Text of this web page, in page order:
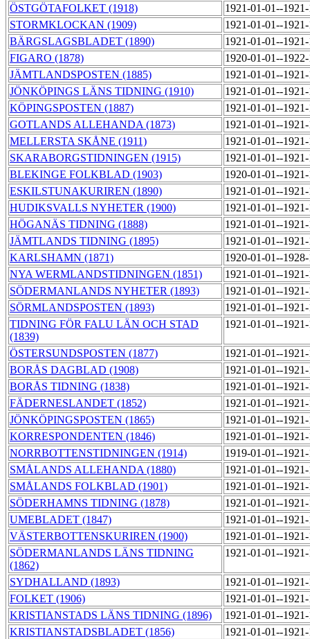
ÖSTGÖTAFOLKET (1918)
1921-01-01--
STORMKLOCKAN (1909)
1921-01-01--
BÄRGSLAGSBLADET (1890)
1921-01-01--
FIGARO (1878)
1920-01-01--
JÄMTLANDSPOSTEN (1885)
1921-01-01--
JÖNKÖPINGS LÄNS TIDNING (1910)
1921-01-01--
KÖPINGSPOSTEN (1887)
1921-01-01--
GOTLANDS ALLEHANDA (1873)
1921-01-01--
MELLERSTA SKÅNE (1911)
1921-01-01--
SKARABORGSTIDNINGEN (1915)
1921-01-01--
BLEKINGE FOLKBLAD (1903)
1920-01-01--
ESKILSTUNAKURIREN (1890)
1921-01-01--
HUDIKSVALLS NYHETER (1900)
1921-01-01--
HÖGANÄS TIDNING (1888)
1921-01-01--
JÄMTLANDS TIDNING (1895)
1921-01-01--
KARLSHAMN (1871)
1920-01-01--
NYA WERMLANDSTIDNINGEN (1851)
1921-01-01--
SÖDERMANLANDS NYHETER (1893)
1921-01-01--
SÖRMLANDSPOSTEN (1893)
1921-01-01--
TIDNING FÖR FALU LÄN OCH STAD
(1839)
1921-01-01--
ÖSTERSUNDSPOSTEN (1877)
1921-01-01--
BORÅS DAGBLAD (1908)
1921-01-01--
BORÅS TIDNING (1838)
1921-01-01--
FÄDERNESLANDET (1852)
1921-01-01--
JÖNKÖPINGSPOSTEN (1865)
1921-01-01--
KORRESPONDENTEN (1846)
1921-01-01--
NORRBOTTENSTIDNINGEN (1914)
1919-01-01--
SMÅLANDS ALLEHANDA (1880)
1921-01-01--
SMÅLANDS FOLKBLAD (1901)
1921-01-01--
SÖDERHAMNS TIDNING (1878)
1921-01-01--
UMEBLADET (1847)
1921-01-01--
VÄSTERBOTTENSKURIREN (1900)
1921-01-01--
SÖDERMANLANDS LÄNS TIDNING
(1862)
1921-01-01--
SYDHALLAND (1893)
1921-01-01--
FOLKET (1906)
1921-01-01--
KRISTIANSTADS LÄNS TIDNING (1896)
1921-01-01--
KRISTIANSTADSBLADET (1856)
1921-01-01--